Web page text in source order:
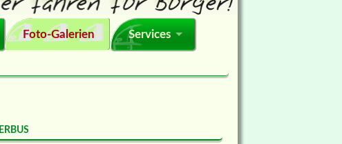
Foto-Galerien Services